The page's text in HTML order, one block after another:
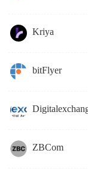
Kriya
bitFlyer
ZBCom